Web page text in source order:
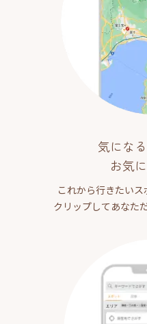
気にな
お気
これから行きたい
クリップしてあなた